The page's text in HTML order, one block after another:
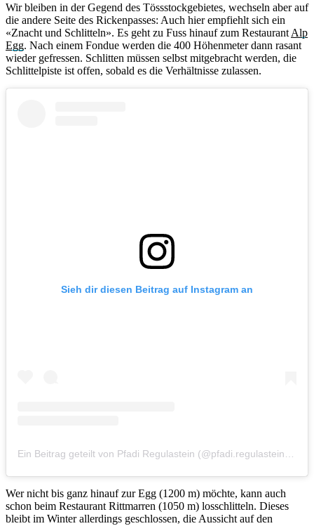
Wir bleiben in der Gegend des Tössstockgebietes, wechseln aber auf
die andere Seite des Rickenpasses: Auch hier empfiehlt sich ein
«Znacht und Schlitteln». Es geht zu Fuss hinauf zum Restaurant Alp
Egg. Nach einem Fondue werden die 400 Höhenmeter dann rasant
wieder gefressen. Schlitten müssen selbst mitgebracht werden, die
Schlittelpiste ist offen, sobald es die Verhältnisse zulassen.
Sieh dir diesen Beitrag auf Instagram an
Wer nicht bis ganz hinauf zur Egg (1200 m) möchte, kann auch
schon beim Restaurant Rittmarren (1050 m) losschlitteln. Dieses
bleibt im Winter allerdings geschlossen, die Aussicht auf den